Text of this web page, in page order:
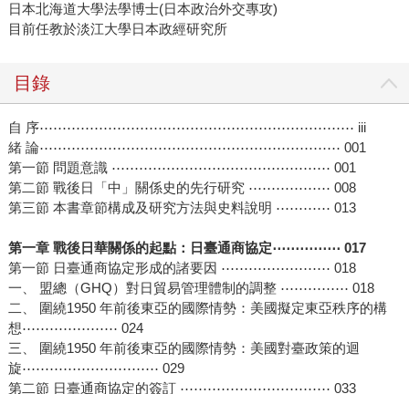
日本北海道大學法學博士(日本政治外交專攻)
目前任教於淡江大學日本政經研究所
目錄
自 序⋯⋯⋯⋯⋯⋯⋯⋯⋯⋯⋯⋯⋯⋯⋯⋯⋯⋯⋯⋯⋯⋯⋯ iii
緒 論⋯⋯⋯⋯⋯⋯⋯⋯⋯⋯⋯⋯⋯⋯⋯⋯⋯⋯⋯⋯⋯⋯ 001
第一節 問題意識 ⋯⋯⋯⋯⋯⋯⋯⋯⋯⋯⋯⋯⋯⋯⋯⋯ 001
第二節 戰後日「中」關係史的先行研究 ⋯⋯⋯⋯⋯⋯ 008
第三節 本書章節構成及研究方法與史料說明 ⋯⋯⋯⋯ 013
第一章 戰後日華關係的起點：日臺通商協定⋯⋯⋯⋯⋯ 017
第一節 日臺通商協定形成的諸要因 ⋯⋯⋯⋯⋯⋯⋯⋯ 018
一、 盟總（GHQ）對日貿易管理體制的調整 ⋯⋯⋯⋯⋯ 018
二、 圍繞1950 年前後東亞的國際情勢：美國擬定東亞秩序的構
想⋯⋯⋯⋯⋯⋯⋯ 024
三、 圍繞1950 年前後東亞的國際情勢：美國對臺政策的迴
旋⋯⋯⋯⋯⋯⋯⋯⋯⋯⋯ 029
第二節 日臺通商協定的簽訂 ⋯⋯⋯⋯⋯⋯⋯⋯⋯⋯⋯ 033